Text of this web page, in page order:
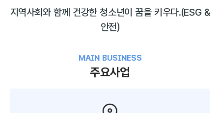
지역사회와 함께 건강한 청소년이 꿈을 키우다.(ESG &
안전)
MAIN BUSINESS
주요사업